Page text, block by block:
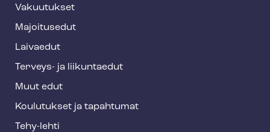
t
e
Vakuutukset
Majoitusedut
Laivaedut
Terveys- ja liikuntaedut
Muut edut
Koulutukset ja tapahtumat
Tehy-lehti